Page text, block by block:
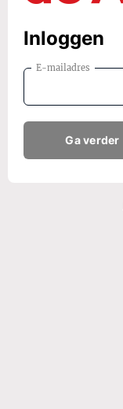
Inloggen
E-mailadres
Ga verder